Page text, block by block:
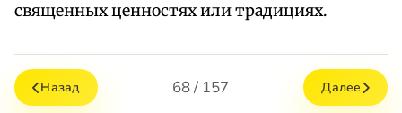
священных ценностях или традициях.
Назад 68 / 157 Далее